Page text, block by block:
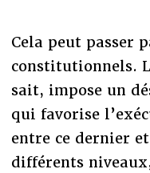
Cela peut passer
constitutionnels.
sait, impose un
qui favorise
entre ce dernier
différents